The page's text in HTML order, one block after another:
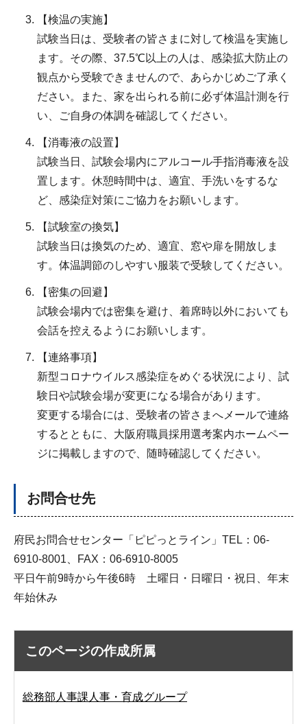
【検温の実施】
試験当日は、受験者の皆さまに対して検温を実施し
ます。その際、37.5℃以上の人は、感染拡大防止の
観点から受験できませんので、あらかじめご了承く
ださい。また、家を出られる前に必ず体温計測を行
い、ご自身の体調を確認してください。
【消毒液の設置】
試験当日、試験会場内にアルコール手指消毒液を設
置します。休憩時間中は、適宜、手洗いをするな
ど、感染症対策にご協力をお願いします。
【試験室の換気】
試験当日は換気のため、適宜、窓や扉を開放しま
す。体温調節のしやすい服装で受験してください。
【密集の回避】
試験会場内では密集を避け、着席時以外においても
会話を控えるようにお願いします。
【連絡事項】
新型コロナウイルス感染症をめぐる状況により、試
験日や試験会場が変更になる場合があります。
変更する場合には、受験者の皆さまへメールで連絡
するとともに、大阪府職員採用選考案内ホームペー
ジに掲載しますので、随時確認してください。
お問合せ先
府民お問合せセンター「ピピっとライン」TEL：06-
6910-8001、FAX：06-6910-8005
平日午前9時から午後6時 土曜日・日曜日・祝日、年末
年始休み
このページの作成所属
総務部人事課人事・育成グループ